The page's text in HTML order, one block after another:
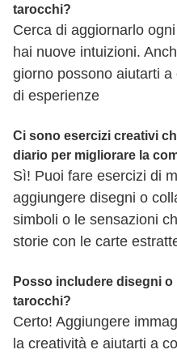
tarocchi?
Cerca di aggiornarlo
hai nuove intuizioni.
giorno possono aiutarti
di esperienze
Ci sono esercizi creativi
diario per migliorare la
Sì! Puoi fare esercizi di
aggiungere disegni o
simboli o le sensazioni
storie con le carte
Posso includere disegni
tarocchi?
Certo! Aggiungere
la creatività e aiutarti a